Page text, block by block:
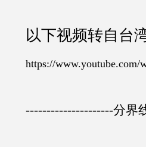
以下视频转自台
https://www.youtube.com/
---------------------分界